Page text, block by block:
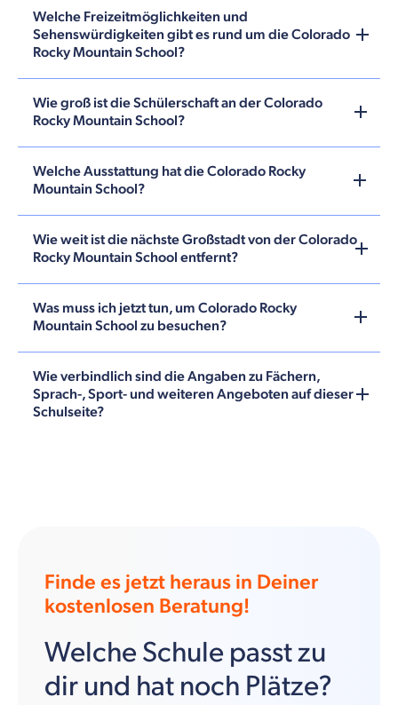
Welche Freizeitmöglichkeiten und
Sehenswürdigkeiten gibt es rund um die Colorado
Rocky Mountain School?
Wie groß ist die Schülerschaft an der Colorado
Rocky Mountain School?
Welche Ausstattung hat die Colorado Rocky
Mountain School?
Wie weit ist die nächste Großstadt von der Colorado
Rocky Mountain School entfernt?
Was muss ich jetzt tun, um Colorado Rocky
Mountain School zu besuchen?
Wie verbindlich sind die Angaben zu Fächern,
Sprach-, Sport- und weiteren Angeboten auf dieser
Schulseite?
Finde es jetzt heraus in Deiner
kostenlosen Beratung!
Welche Schule passt zu
dir und hat noch Plätze?